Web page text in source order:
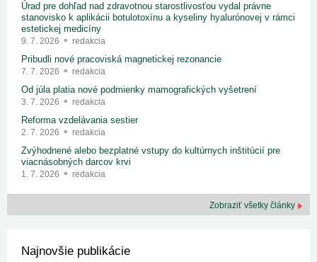
Úrad pre dohľad nad zdravotnou starostlivosťou vydal právne
stanovisko k aplikácii botulotoxínu a kyseliny hyalurónovej v rámci
estetickej medicíny
9. 7. 2026 redakcia
Pribudli nové pracoviská magnetickej rezonancie
7. 7. 2026 redakcia
Od júla platia nové podmienky mamografických vyšetrení
3. 7. 2026 redakcia
Reforma vzdelávania sestier
2. 7. 2026 redakcia
Zvýhodnené alebo bezplatné vstupy do kultúrnych inštitúcií pre
viacnásobných darcov krvi
1. 7. 2026 redakcia
Zobraziť všetky články
Najnovšie publikácie